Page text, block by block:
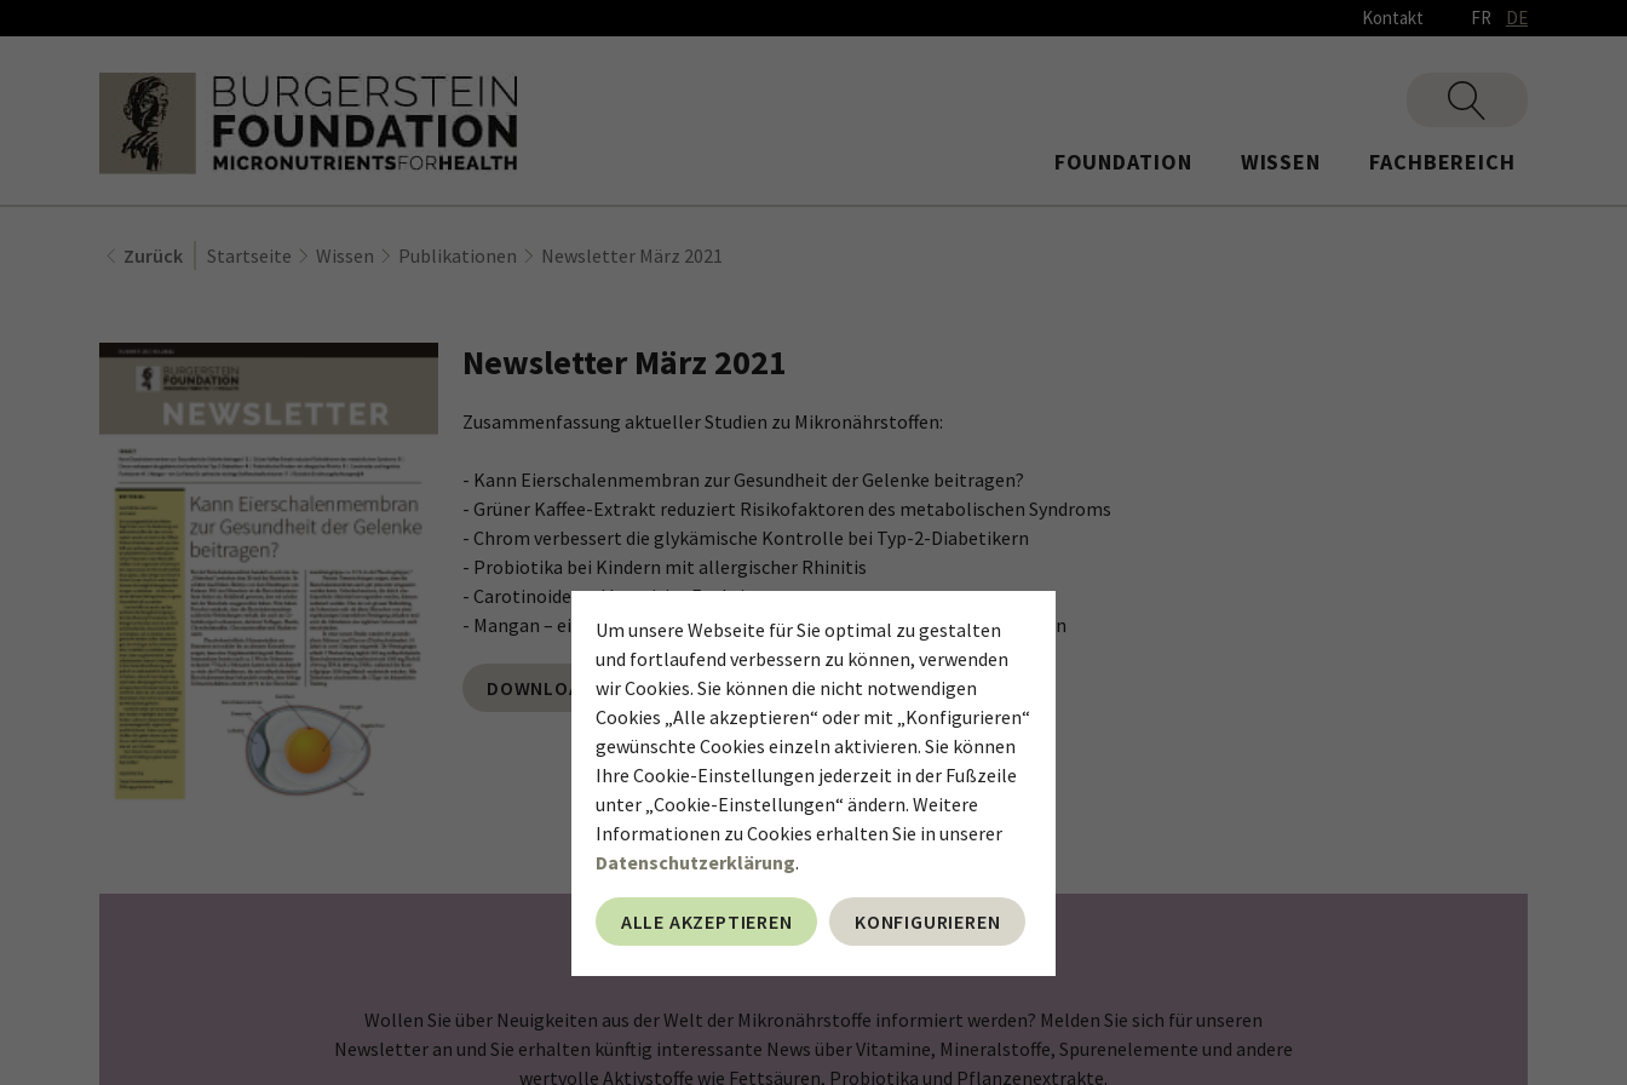
Um unsere Webseite für Sie optimal zu gestalten
und fortlaufend verbessern zu können, verwenden
wir Cookies. Sie können die nicht notwendigen
Cookies „Alle akzeptieren“ oder mit „Konfigurieren“
gewünschte Cookies einzeln aktivieren. Sie können
Ihre Cookie-Einstellungen jederzeit in der Fußzeile
unter „Cookie-Einstellungen“ ändern. Weitere
Informationen zu Cookies erhalten Sie in unserer
Datenschutzerklärung.
ALLE AKZEPTIEREN KONFIGURIEREN
Kontakt FR DE
FOUNDATION WISSEN FACHBEREICH
Zurück Startseite Wissen Publikationen Newsletter März 2021
Newsletter März 2021
Zusammenfassung aktueller Studien zu Mikronährstoffen:
- Kann Eierschalenmembran zur Gesundheit der Gelenke beitragen?
- Grüner Kaffee-Extrakt reduziert Risikofaktoren des metabolischen Syndroms
- Chrom verbessert die glykämische Kontrolle bei Typ-2-Diabetikern
- Probiotika bei Kindern mit allergischer Rhinitis
- Carotinoide und kognitive Funktionen
- Mangan – ein Co-Faktor für zahlreiche wichtige Stoffwechselfunktionen
DOWNLOAD
Newsletter abonnieren
Wollen Sie über Neuigkeiten aus der Welt der Mikronährstoffe informiert werden? Melden Sie sich für unseren
Newsletter an und Sie erhalten künftig interessante News über Vitamine, Mineralstoffe, Spurenelemente und andere
wertvolle Aktivstoffe wie Fettsäuren, Probiotika und Pflanzenextrakte.